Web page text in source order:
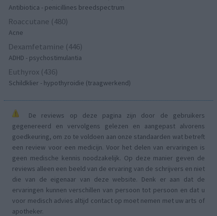
Antibiotica - penicillines breedspectrum
Roaccutane (480)
Acne
Dexamfetamine (446)
ADHD - psychostimulantia
Euthyrox (436)
Schildklier - hypothyroidie (traagwerkend)
De reviews op deze pagina zijn door de gebruikers
gegenereerd en vervolgens gelezen en aangepast alvorens
goedkeuring, om zo te voldoen aan onze standaarden wat betreft
een review voor een medicijn. Voor het delen van ervaringen is
geen medische kennis noodzakelijk. Op deze manier geven de
reviews alleen een beeld van de ervaring van de schrijvers en niet
die van de eigenaar van deze website. Denk er aan dat de
ervaringen kunnen verschillen van persoon tot persoon en dat u
voor medisch advies altijd contact op moet nemen met uw arts of
apotheker.